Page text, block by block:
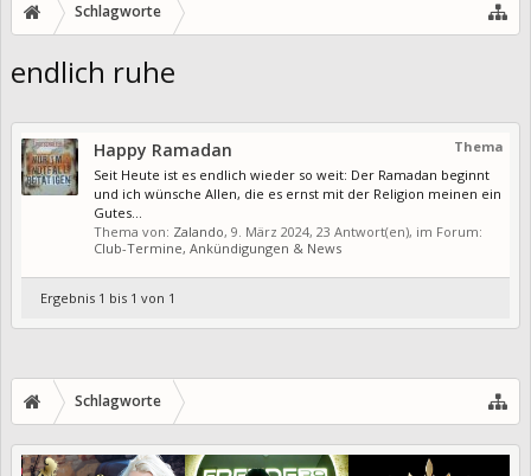
Schlagworte
endlich ruhe
Thema
Happy Ramadan
Seit Heute ist es endlich wieder so weit: Der Ramadan beginnt
und ich wünsche Allen, die es ernst mit der Religion meinen ein
Gutes...
Thema von: Zalando, 9. März 2024, 23 Antwort(en), im Forum:
Club-Termine, Ankündigungen & News
Ergebnis 1 bis 1 von 1
Schlagworte